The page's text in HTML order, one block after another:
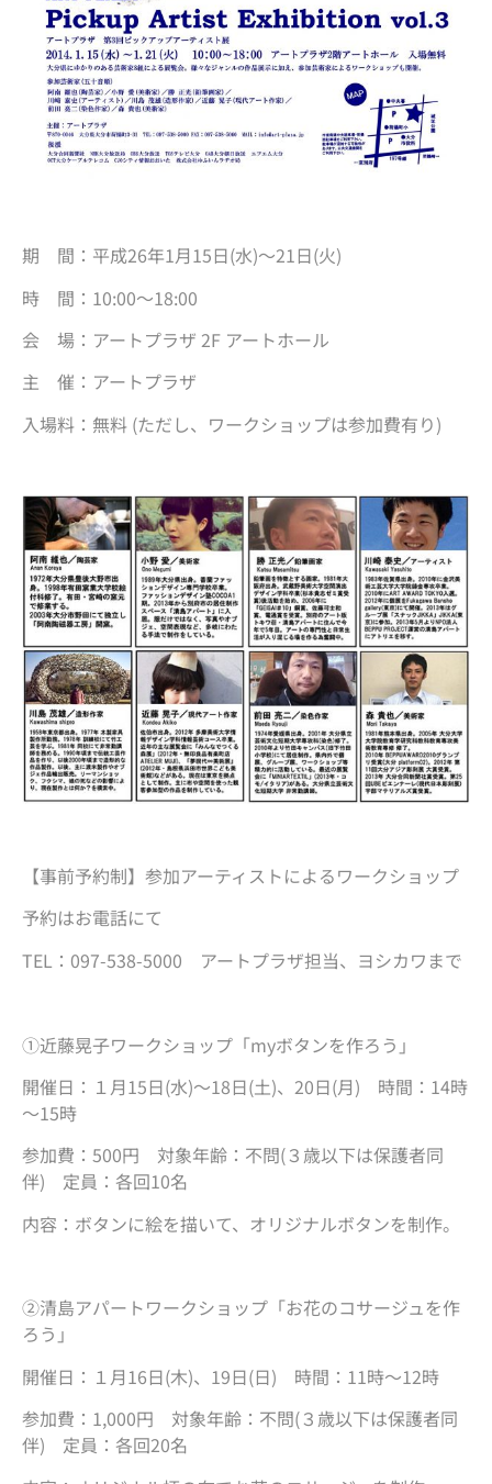
期 間：平成26年1月15日(水)～21日(火)
時 間：10:00～18:00
会 場：アートプラザ 2F アートホール
主 催：アートプラザ
入場料：無料 (ただし、ワークショップは参加費有り)
【事前予約制】参加アーティストによるワークショップ
予約はお電話にて
TEL：097-538-5000 アートプラザ担当、ヨシカワまで
①近藤晃子ワークショップ「myボタンを作ろう」
開催日：１月15日(水)～18日(土)、20日(月) 時間：14時
～15時
参加費：500円 対象年齢：不問(３歳以下は保護者同
伴) 定員：各回10名
内容：ボタンに絵を描いて、オリジナルボタンを制作。
②清島アパートワークショップ「お花のコサージュを作
ろう」
開催日：１月16日(木)、19日(日) 時間：11時～12時
参加費：1,000円 対象年齢：不問(３歳以下は保護者同
伴) 定員：各回20名